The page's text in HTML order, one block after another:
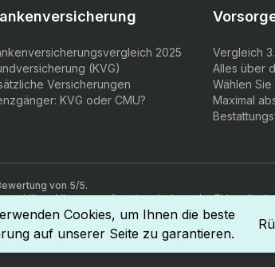
Cookies, um Ihnen die beste
auf unserer Seite zu garantieren.
2025
(KVG)
Versicherungen
KVG oder CMU?
Vergleich
Alles über
Wählen
Maximal
von 5/5.
Alle unsere Agenten sind von der
als Versicherungsvermittler AFA erhalten.